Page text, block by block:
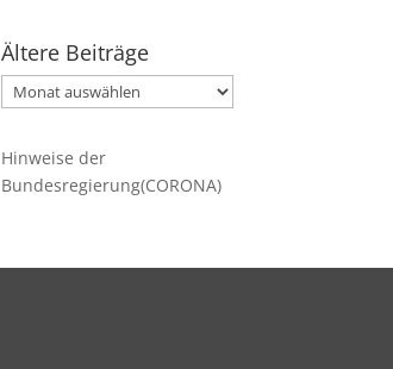
Ältere Beiträge
Ältere
Beiträge
Hinweise der
Bundesregierung(CORONA)